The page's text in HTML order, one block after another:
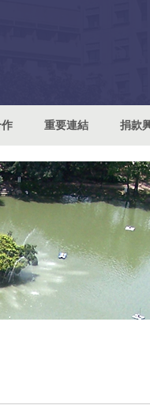
重要連結 捐款